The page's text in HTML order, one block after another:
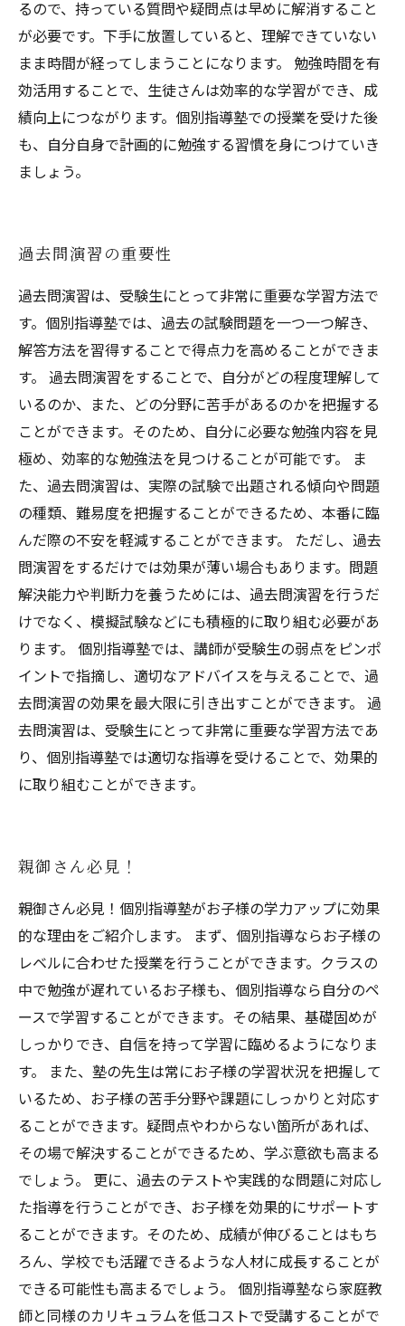
るので、持っている質問や疑問点は早めに解消すること
が必要です。下手に放置していると、理解できていない
まま時間が経ってしまうことになります。 勉強時間を有
効活用することで、生徒さんは効率的な学習ができ、成
績向上につながります。個別指導塾での授業を受けた後
も、自分自身で計画的に勉強する習慣を身につけていき
ましょう。
過去問演習の重要性
過去問演習は、受験生にとって非常に重要な学習方法で
す。個別指導塾では、過去の試験問題を一つ一つ解き、
解答方法を習得することで得点力を高めることができま
す。 過去問演習をすることで、自分がどの程度理解して
いるのか、また、どの分野に苦手があるのかを把握する
ことができます。そのため、自分に必要な勉強内容を見
極め、効率的な勉強法を見つけることが可能です。 ま
た、過去問演習は、実際の試験で出題される傾向や問題
の種類、難易度を把握することができるため、本番に臨
んだ際の不安を軽減することができます。 ただし、過去
問演習をするだけでは効果が薄い場合もあります。問題
解決能力や判断力を養うためには、過去問演習を行うだ
けでなく、模擬試験などにも積極的に取り組む必要があ
ります。 個別指導塾では、講師が受験生の弱点をピンポ
イントで指摘し、適切なアドバイスを与えることで、過
去問演習の効果を最大限に引き出すことができます。 過
去問演習は、受験生にとって非常に重要な学習方法であ
り、個別指導塾では適切な指導を受けることで、効果的
に取り組むことができます。
親御さん必見！
親御さん必見！個別指導塾がお子様の学力アップに効果
的な理由をご紹介します。 まず、個別指導ならお子様の
レベルに合わせた授業を行うことができます。クラスの
中で勉強が遅れているお子様も、個別指導なら自分のペ
ースで学習することができます。その結果、基礎固めが
しっかりでき、自信を持って学習に臨めるようになりま
す。 また、塾の先生は常にお子様の学習状況を把握して
いるため、お子様の苦手分野や課題にしっかりと対応す
ることができます。疑問点やわからない箇所があれば、
その場で解決することができるため、学ぶ意欲も高まる
でしょう。 更に、過去のテストや実践的な問題に対応し
た指導を行うことができ、お子様を効果的にサポートす
ることができます。そのため、成績が伸びることはもち
ろん、学校でも活躍できるような人材に成長することが
できる可能性も高まるでしょう。 個別指導塾なら家庭教
師と同様のカリキュラムを低コストで受講することがで